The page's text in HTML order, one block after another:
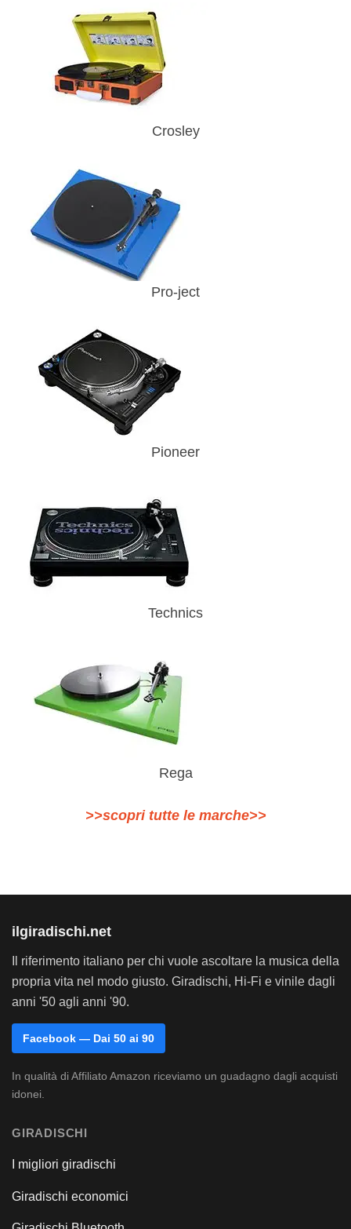
Crosley
Pro-ject
Pioneer
Technics
Rega
>>scopri tutte le marche>>
ilgiradischi.net
Il riferimento italiano per chi vuole ascoltare la musica della
propria vita nel modo giusto. Giradischi, Hi-Fi e vinile dagli
anni '50 agli anni '90.
Facebook — Dai 50 ai 90
In qualità di Affiliato Amazon riceviamo un guadagno dagli acquisti
idonei.
GIRADISCHI
I migliori giradischi
Giradischi economici